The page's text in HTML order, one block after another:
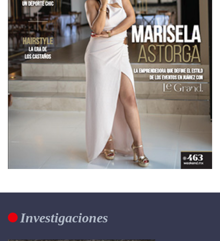
Investigaciones